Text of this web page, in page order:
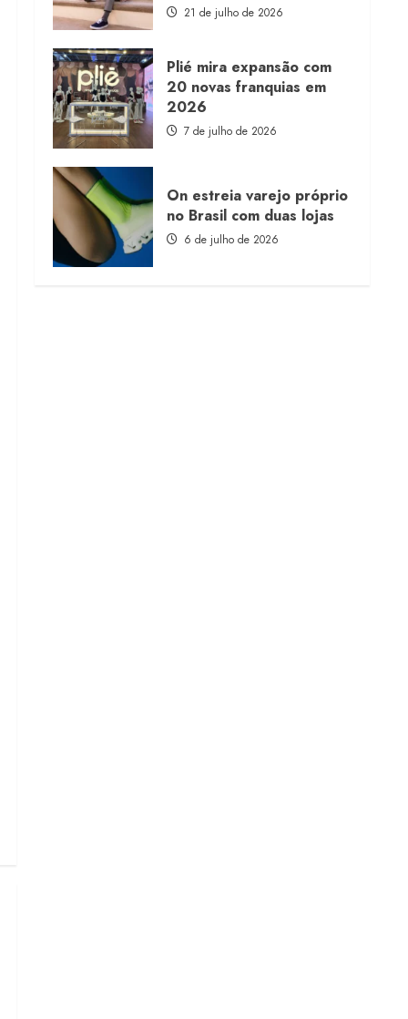
21 de julho de 2026
Plié mira expansão com
20 novas franquias em
2026
7 de julho de 2026
On estreia varejo próprio
no Brasil com duas lojas
6 de julho de 2026